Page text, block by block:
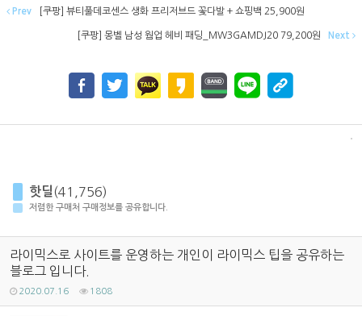
Prev [쿠팡] 뷰티풀데코센스 생화 프리저브드 꽃다발 + 쇼핑백 25,900원
[쿠팡] 몽벨 남성 웜업 헤비 패딩_MW3GAMDJ20 79,200원 Next
핫딜 (41,756)
저렴한 구매처 구매정보를 공유합니다.
라이믹스로 사이트를 운영하는 개인이 라이믹스 팁을 공유하는
블로그 입니다.
2020.07.16 1808